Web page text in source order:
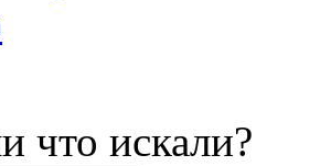
что искали?